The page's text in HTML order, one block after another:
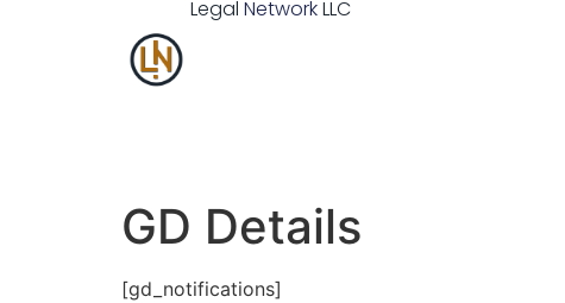
Legal NetworkLLC
GD Details
[gd_notifications]